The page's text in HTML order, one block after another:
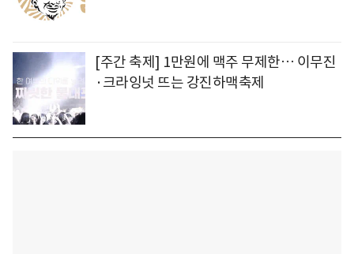
[주간 축제] 1만원에 맥주 무제한… 이무진
·크라잉넛 뜨는 강진하맥축제